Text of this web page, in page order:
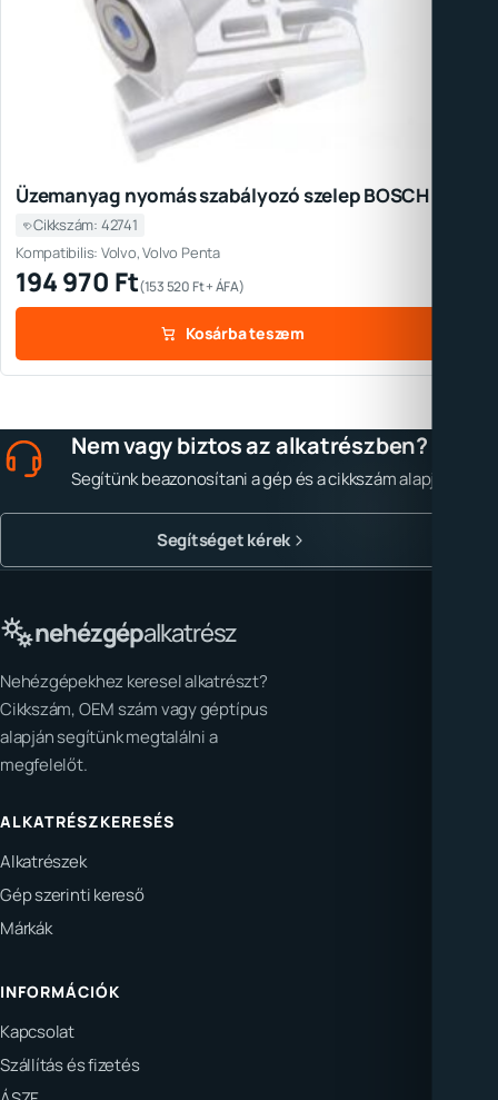
Üzemanyag nyomás szabályozó szelep BOSCH
Cikkszám: 42741
Kompatibilis: Volvo, Volvo Penta
194 970 Ft(153 520Ft+ ÁFA)
Kosárba teszem
Nem vagy biztos az alkatrészben?
Segítünk beazonosítani a gép és a cikkszám alapján.
Segítséget kérek
nehézgépalkatrész
Nehézgépekhez keresel alkatrészt?
Cikkszám, OEM szám vagy géptípus
alapján segítünk megtalálni a
megfelelőt.
ALKATRÉSZKERESÉS
Alkatrészek
Gép szerinti kereső
Márkák
INFORMÁCIÓK
Kapcsolat
Szállítás és fizetés